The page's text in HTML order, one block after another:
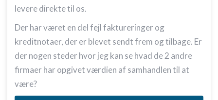
levere direkte til os.
Der har været en del fejl faktureringer og
kreditnotaer, der er blevet sendt frem og tilbage. Er
der nogen steder hvor jeg kan se hvad de 2 andre
firmaer har opgivet værdien af samhandlen til at
være?